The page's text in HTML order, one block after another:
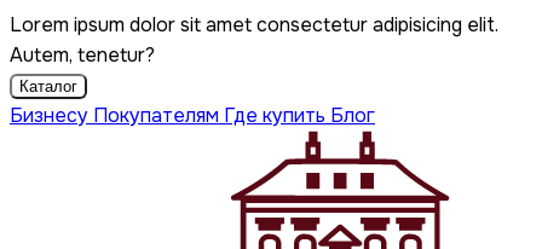
Lorem ipsum dolor sit amet consectetur adipisicing elit.
Autem, tenetur?
Каталог
Бизнесу Покупателям Где купить Блог